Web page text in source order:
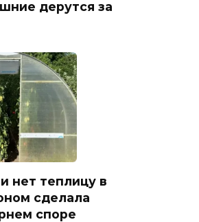
дерутся за
нет теплицу в
сделала
споре